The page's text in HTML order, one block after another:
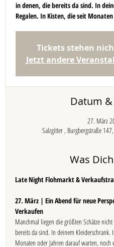
in denen, die bereits da sind. In
Regalen. In Kisten, die seit
Tickets stehen
Jetzt andere
Datum
27. März
Salzgitter , Burgbergstraße
Was
Late Night Flohmarkt &
27. März | Ein Abend für neue
Verkaufen
Manchmal liegen die größten Schätze
bereits da sind. In deinem Kleiderschrank.
Monaten oder Jahren darauf warten, noch